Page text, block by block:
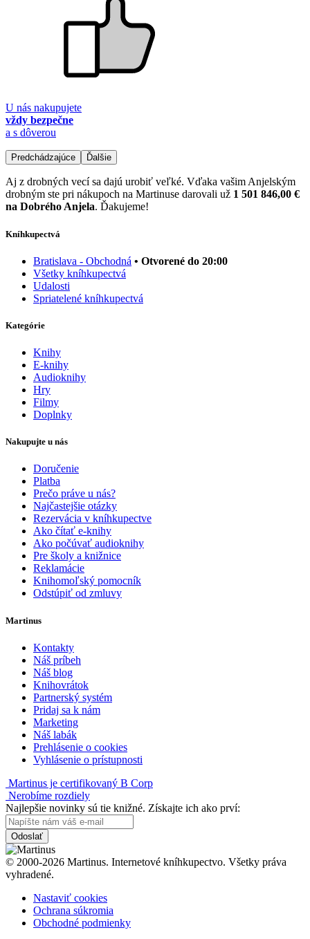
U nás nakupujete
vždy bezpečne
a s dôverou
Predchádzajúce Ďalšie
Aj z drobných vecí sa dajú urobiť veľké. Vďaka vašim Anjelským
drobným ste pri nákupoch na Martinuse darovali už 1 501 846,00 €
na Dobrého Anjela. Ďakujeme!
Kníhkupectvá
Bratislava - Obchodná • Otvorené do 20:00
Všetky kníhkupectvá
Udalosti
Spriatelené kníhkupectvá
Kategórie
Knihy
E-knihy
Audioknihy
Hry
Filmy
Doplnky
Nakupujte u nás
Doručenie
Platba
Prečo práve u nás?
Najčastejšie otázky
Rezervácia v kníhkupectve
Ako čítať e-knihy
Ako počúvať audioknihy
Pre školy a knižnice
Reklamácie
Knihomoľský pomocník
Odstúpiť od zmluvy
Martinus
Kontakty
Náš príbeh
Náš blog
Knihovrátok
Partnerský systém
Pridaj sa k nám
Marketing
Náš labák
Prehlásenie o cookies
Vyhlásenie o prístupnosti
Martinus je certifikovaný B Corp
Nerobíme rozdiely
Najlepšie novinky sú tie knižné. Získajte ich ako prví:
Odoslať
© 2000-2026 Martinus. Internetové kníhkupectvo. Všetky práva
vyhradené.
Nastaviť cookies
Ochrana súkromia
Obchodné podmienky